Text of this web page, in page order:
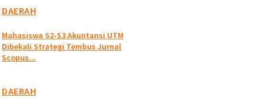
DAERAH
Mahasiswa S2-S3 Akuntansi UTM
Dibekali Strategi Tembus Jurnal
Scopus...
DAERAH